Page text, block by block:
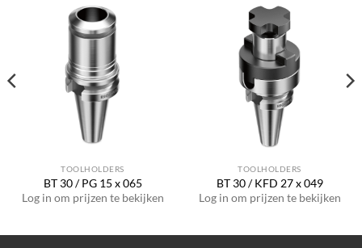
TOOLHOLDERS
BT 30 / PG 15 x 065
Log in om prijzen te bekijken
TOOLHOLDERS
BT 30 / KFD 27 x 049
Log in om prijzen te bekijken